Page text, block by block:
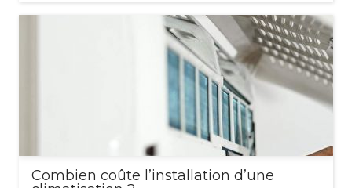
Combien coûte l’installation d’une